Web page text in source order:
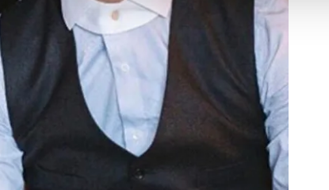
verileriniz işlenmekte olup gerekli olan çerezler bilgi
çerezler, sitemizin daha işlevsel kılınması ve
amaçlarıyla sınırlı olarak açık rızanız dahilinde
yer alan panel vasıtasıyla belirleyebilirsiniz.
Metnimizi ziyaret edebilirsiniz.
Kanunu uyarınca hazırlanmış Aydınlatma
çerezlerle ilgili bilgi almak için lütfen
tıklayınız.